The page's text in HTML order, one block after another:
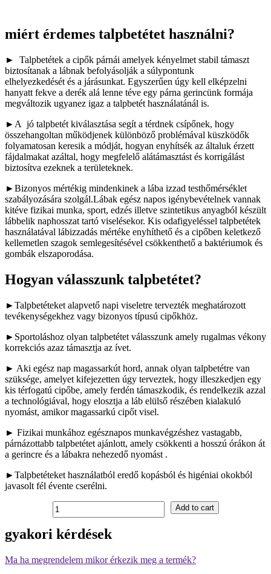
miért érdemes talpbetétet használni?
► Talpbetétek a cipők párnái amelyek kényelmet stabil támaszt
biztosítanak a lábnak befolyásolják a súlypontunk
elhelyezkedését és a járásunkat. Egyszerűen úgy kell elképzelni
hanyatt fekve a derék alá lenne téve egy párna gerincünk formája
megváltozik ugyanez igaz a talpbetét használatánál is.
►A jó talpbetét kiválasztása segít a térdnek csípőnek, hogy
összehangoltan működjenek különböző problémával küszködők
folyamatosan keresik a módját, hogyan enyhítsék az általuk érzett
fájdalmakat azáltal, hogy megfelelő alátámasztást és korrigálást
biztosítva ezeknek a területeknek.
►Bizonyos mértékig mindenkinek a lába izzad testhőmérséklet
szabályozására szolgál.Lábak egész napos igénybevételnek vannak
kitéve fizikai munka, sport, edzés illetve szintetikus anyagból készült
lábbelik naphosszat tartó viselésekor. Kis odafigyeléssel talpbetétek
használatával lábizzadás mértéke enyhíthető és a cipőben keletkező
kellemetlen szagok semlegesítésével csökkenthető a baktériumok és
gombák elszaporodása.
Hogyan válasszunk talpbetétet?
►Talpbetéteket alapvető napi viseletre tervezték meghatározott
tevékenységekhez vagy bizonyos típusú cipőkhöz.
►Sportoláshoz olyan talpbetétet válasszunk amely rugalmas vékony
korrekciós azaz támasztja az ívet.
► Aki egész nap magassarkút hord, annak olyan talpbetétre van
szüksége, amelyet kifejezetten úgy terveztek, hogy illeszkedjen egy
kis térfogatú cipőbe, amely ferdén támaszkodik, és rendelkezik azzal
a technológiával, hogy elosztja a láb elülső részében kialakuló
nyomást, amikor magassarkú cipőt visel.
► Fizikai munkához egésznapos munkavégzéshez vastagabb,
párnázottabb talpbetétet ajánlott, amely csökkenti a hosszú órákon át
a gerincre és a lábakra nehezedő nyomást .
►Talpbetéteket használatból eredő kopásból és higéniai okokból
javasolt fél évente cserélni.
Szilikon
talpbetét
magassarkú
cipőkhöz
Add to cart
gyakori kérdések
Ma ha megrendelem mikor érkezik meg a termék?